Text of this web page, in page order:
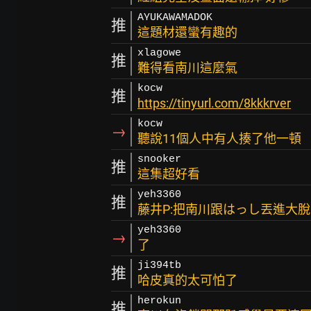
推 AYUKAWAMADOK
這題材還蠻有趣的
推 xlagowe
難得看南川這麼氣
推 kocw
https://tinyurl.com/8kkkrver
→ kocw
聽說11個人中有人揍了他一頓
推 snooker
這集超好看
推 yeh3360
藤井P:把南川跟はっし丟進大
→ yeh3360
了
推 ji394tb
哈皮真的太可怕了
herokun